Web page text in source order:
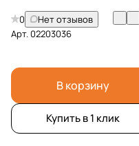
0
Нет отзывов
Арт.02203036
В корзину
Купить в 1 клик